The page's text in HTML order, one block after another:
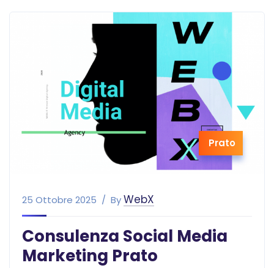
Prato
25 Ottobre 2025 ByWebX
Consulenza Social Media
Marketing Prato